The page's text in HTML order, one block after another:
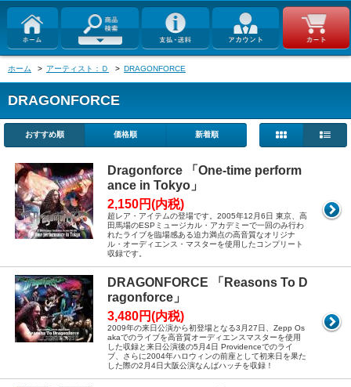
ホーム > アーティスト：Ｄ > DRAGONFORCE
DRAGONFORCE
おすすめ順 価格順 新着順
Dragonforce 「One-time perform
ance in Tokyo」
2,150円(内税)
超レア・アイテムの登場です。2005年12月6日 東京、高
田馬場のESPミュージカル・アカデミーで一回のみ行わ
れたライブを臨場感ある迫力満点の高音質なオリジナ
ル・オーディエンス・マスターを使用したコンプリート
収録です。
DRAGONFORCE 「Reasons To D
ragonforce」
3,480円(内税)
2009年の来日公演から初登場となる3月27日、Zepp Os
akaでのライブを高音質オーディエンスマスターを使用
した収録と来日公演後の5月4日 Providenceでのライ
ブ、さらに2004年ハロウィンの前座として初来日を果た
した際の2月4日大阪公演なんばハッチを収録！